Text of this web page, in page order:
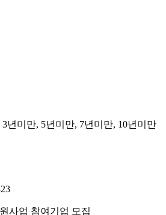
년미만, 5년미만, 7년미만, 10년미만
사업 참여기업 모집